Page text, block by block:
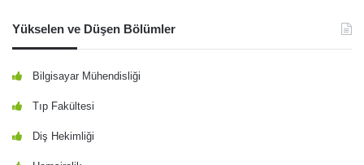
Yükselen ve Düşen Bölümler
Bilgisayar Mühendisliği
Tıp Fakültesi
Diş Hekimliği